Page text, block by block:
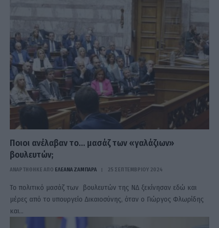
Ποιοι ανέλαβαν το… μασάζ των «γαλάζιων»
βουλευτών;
ΑΝΑΡΤΗΘΗΚΕ ΑΠΟ ΕΛΕΑΝΑ ΖΑΜΠΑΡΑ 25 ΣΕΠΤΕΜΒΡΊΟΥ 2024
Το πολιτικό μασάζ των βουλευτών της ΝΔ ξεκίνησαν εδώ και
μέρες από το υπουργείο Δικαιοσύνης, όταν ο Γιώργος Φλωρίδης
και…